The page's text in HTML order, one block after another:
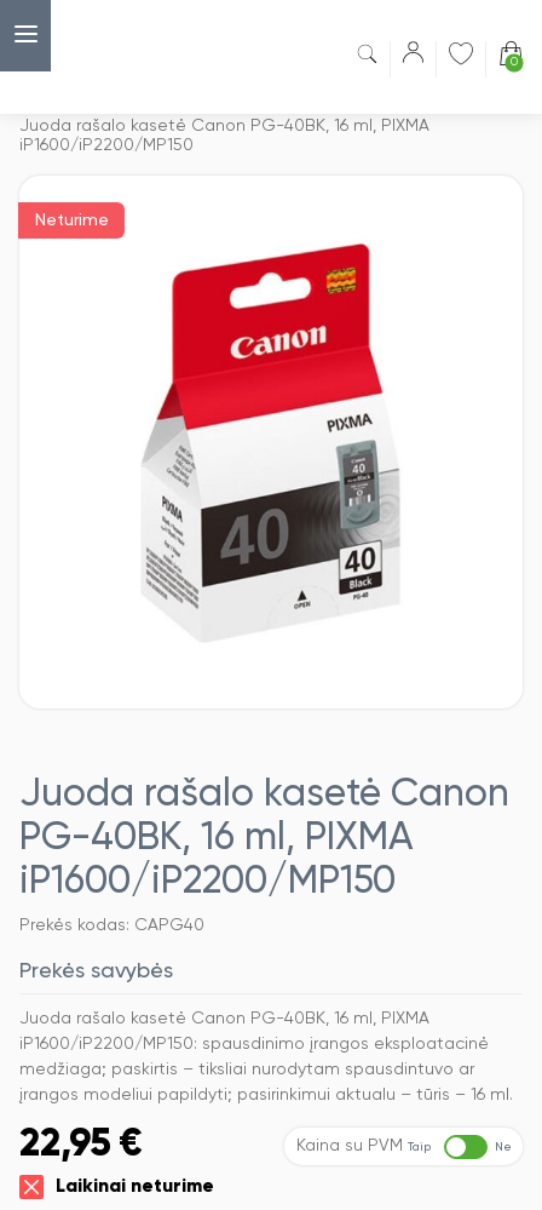
0
Juoda rašalo kasetė Canon PG-40BK, 16 ml, PIXMA
iP1600/iP2200/MP150
Neturime
Juoda rašalo kasetė Canon
PG-40BK, 16 ml, PIXMA
iP1600/iP2200/MP150
Prekės kodas: CAPG40
Prekės savybės
Juoda rašalo kasetė Canon PG-40BK, 16 ml, PIXMA
iP1600/iP2200/MP150: spausdinimo įrangos eksploatacinė
medžiaga; paskirtis – tiksliai nurodytam spausdintuvo ar
įrangos modeliui papildyti; pasirinkimui aktualu – tūris – 16 ml.
22,95 € Kaina su PVM Taip Ne
Laikinai neturime